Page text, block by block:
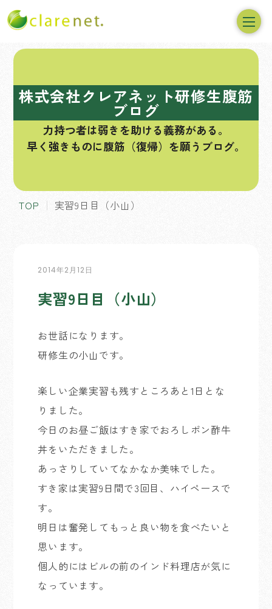
株式会社クレアネット研修生腹筋
ブログ
力持つ者は弱きを助ける義務がある。
早く強きものに腹筋（復帰）を願うブログ。
TOP 実習9日目（小山）
2014年2月12日
実習9日目（小山）
お世話になります。
研修生の小山です。
楽しい企業実習も残すところあと1日とな
りました。
今日のお昼ご飯はすき家でおろしポン酢牛
丼をいただきました。
あっさりしていてなかなか美味でした。
すき家は実習9日間で3回目、ハイペースで
す。
明日は奮発してもっと良い物を食べたいと
思います。
個人的にはビルの前のインド料理店が気に
なっています。